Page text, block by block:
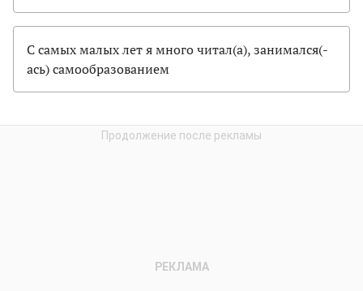
С самых малых лет я много читал(а), занимался(-
ась) самообразованием